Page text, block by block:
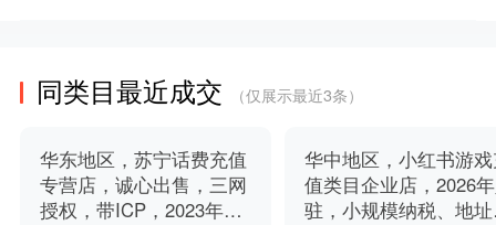
同类目最近成交 （仅展示最近3条）
华东地区，苏宁话费充值
专营店，诚心出售，三网
授权，带ICP，2023年入
华中地区，小红书游
值类目企业店，2026
驻，小规模纳税、地